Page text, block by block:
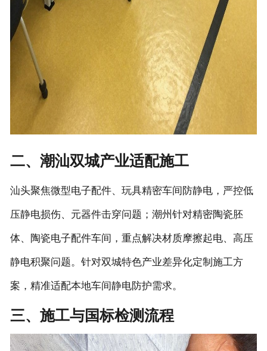
二、潮汕双城产业适配施工
汕头聚焦微型电子配件、玩具精密车间防静电，严控低
压静电损伤、元器件击穿问题；潮州针对精密陶瓷胚
体、陶瓷电子配件车间，重点解决材质摩擦起电、高压
静电积聚问题。针对双城特色产业差异化定制施工方
案，精准适配本地车间静电防护需求。
三、施工与国标检测流程